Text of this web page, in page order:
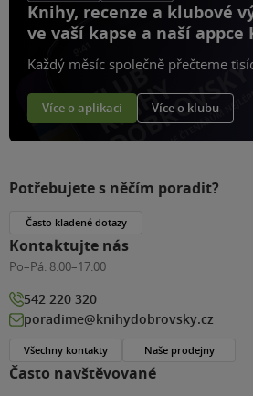
Knihy, recenze a klubové
ve vaší kapse a naší appce
Každý měsíc společně přečteme
Více o aplikaci Více o klubu
Často navštěvované
Potřebujete s něčím poradit?
Často kladené dotazy
Kontaktujte nás
Po–Pá: 8:00–17:00
542 220 320
poradime@knihydobrovsky.cz
Všechny kontakty Naše prodejny